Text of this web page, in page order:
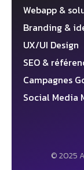
Webapp &
Branding &
UX/UI Design
SEO &
Campagnes
Social Media
© 2025